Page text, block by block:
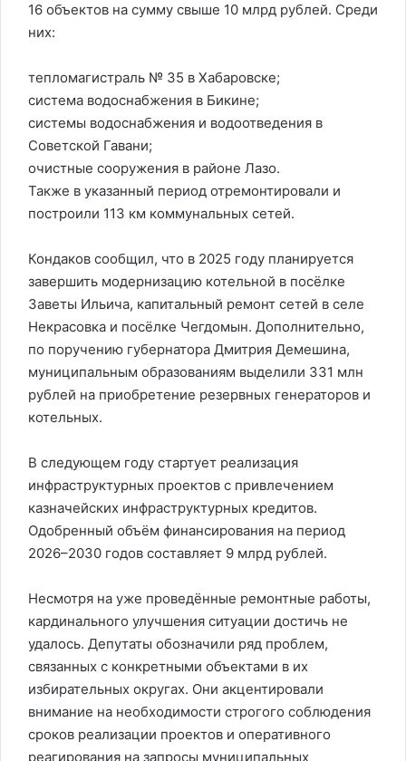
16 объектов на сумму свыше 10 млрд рублей. Среди
них:
тепломагистраль № 35 в Хабаровске;
система водоснабжения в Бикине;
системы водоснабжения и водоотведения в
Советской Гавани;
очистные сооружения в районе Лазо.
Также в указанный период отремонтировали и
построили 113 км коммунальных сетей.
Кондаков сообщил, что в 2025 году планируется
завершить модернизацию котельной в посёлке
Заветы Ильича, капитальный ремонт сетей в селе
Некрасовка и посёлке Чегдомын. Дополнительно,
по поручению губернатора Дмитрия Демешина,
муниципальным образованиям выделили 331 млн
рублей на приобретение резервных генераторов и
котельных.
В следующем году стартует реализация
инфраструктурных проектов с привлечением
казначейских инфраструктурных кредитов.
Одобренный объём финансирования на период
2026–2030 годов составляет 9 млрд рублей.
Несмотря на уже проведённые ремонтные работы,
кардинального улучшения ситуации достичь не
удалось. Депутаты обозначили ряд проблем,
связанных с конкретными объектами в их
избирательных округах. Они акцентировали
внимание на необходимости строгого соблюдения
сроков реализации проектов и оперативного
реагирования на запросы муниципальных